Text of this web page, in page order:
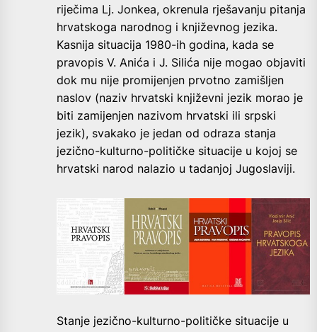
riječima Lj. Jonkea, okrenula rješavanju pitanja
hrvatskoga narodnog i književnog jezika.
Kasnija situacija 1980-ih godina, kada se
pravopis V. Anića i J. Silića nije mogao objaviti
dok mu nije promijenjen prvotno zamišljen
naslov (naziv hrvatski književni jezik morao je
biti zamijenjen nazivom hrvatski ili srpski
jezik), svakako je jedan od odraza stanja
jezično-kulturno-političke situacije u kojoj se
hrvatski narod nalazio u tadanjoj Jugoslaviji.
Stanje jezično-kulturno-političke situacije u